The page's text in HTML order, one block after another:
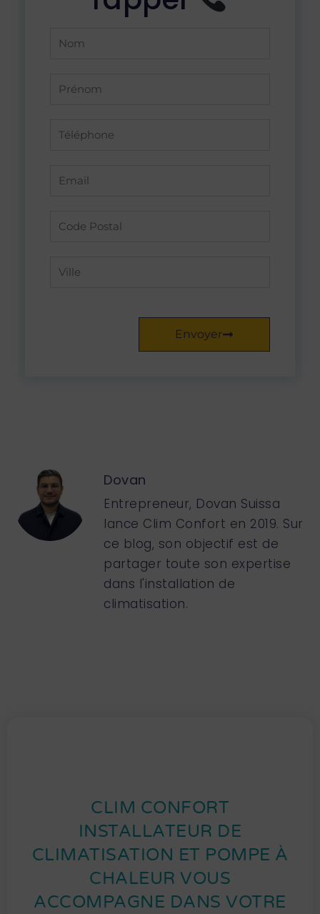
Envoyer
Dovan
Entrepreneur, Dovan Suissa
lance Clim Confort en 2019. Sur
ce blog, son objectif est de
partager toute son expertise
dans l'installation de
climatisation.
CLIM CONFORT
INSTALLATEUR DE
CLIMATISATION ET POMPE À
CHALEUR VOUS
ACCOMPAGNE DANS VOTRE